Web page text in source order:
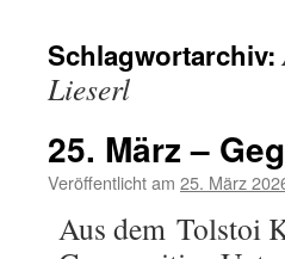
Schlagwortarchiv:
Lieserl
25. März –
Veröffentlicht am 25. März
Aus dem Tolstoi